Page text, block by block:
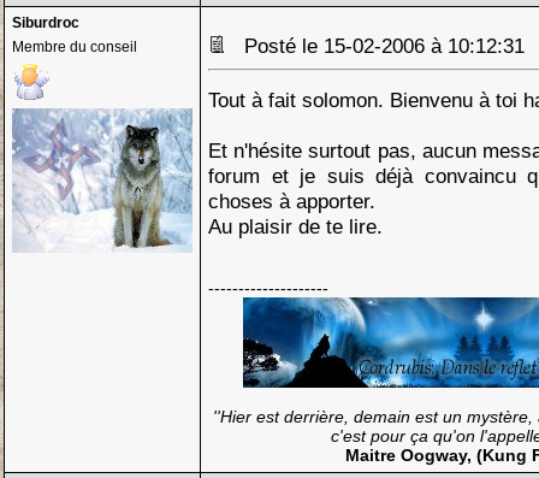
Siburdroc
Membre du conseil
Posté le 15-02-2006 à
Tout à fait solomon. Bienvenu à toi
Et n'hésite surtout pas, aucun
forum et je suis déjà convaincu
choses à apporter.
Au plaisir de te lire.
--------------------
''Hier est derrière, demain est un
c'est pour ça qu'on
Maitre Oogway, (Kung